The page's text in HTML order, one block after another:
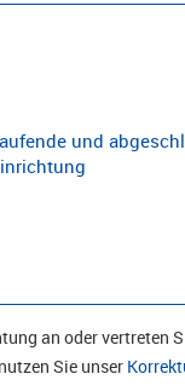
und
an oder vertreten
Sie unser